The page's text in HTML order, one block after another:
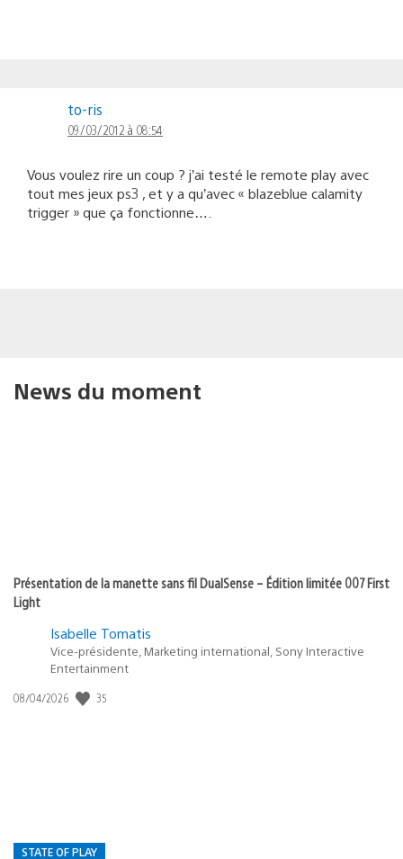
to-ris
09/03/2012 à 08:54
Vous voulez rire un coup ? j’ai testé le remote play avec
tout mes jeux ps3 , et y a qu’avec « blazeblue calamity
trigger » que ça fonctionne….
News du moment
Présentation de la manette sans fil DualSense – Édition limitée 007 First
Light
Isabelle Tomatis
Vice-présidente, Marketing international, Sony Interactive
Entertainment
Date
08/04/2026 35
STATE OF PLAY